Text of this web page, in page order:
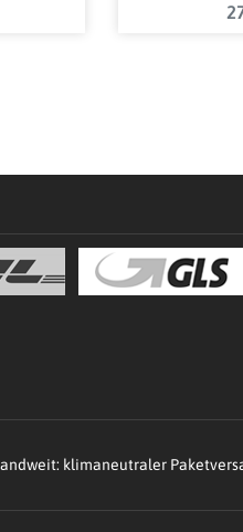
klimaneutraler